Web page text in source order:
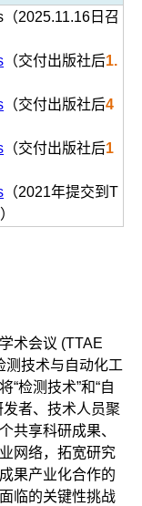
2025.11.16日召
（交付出版社后1.
（交付出版社后4
（交付出版社后1
（2021年提交到T
术会议 (TTAE
测技术与自动化工
“检测技术”和“自
者、技术人员聚
共享科研成果、
网络，拓宽研究
果产业化合作的
临的关键性挑战